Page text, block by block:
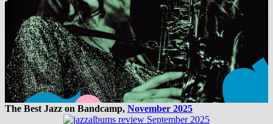
The Best Jazz on Bandcamp, November 2025